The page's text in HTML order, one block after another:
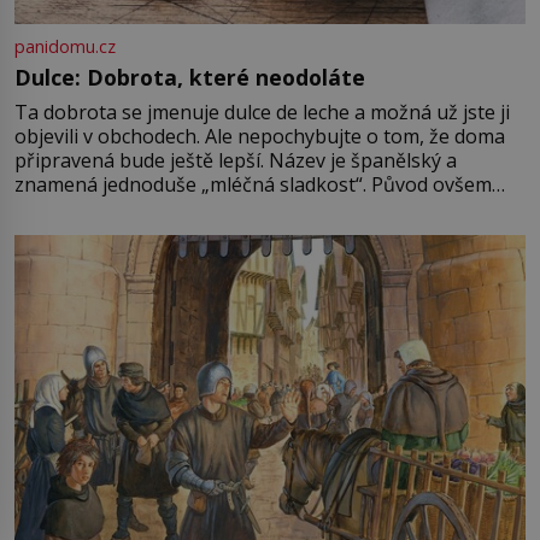
panidomu.cz
Dulce: Dobrota, které neodoláte
Ta dobrota se jmenuje dulce de leche a možná už jste ji
objevili v obchodech. Ale nepochybujte o tom, že doma
připravená bude ještě lepší. Název je španělský a
znamená jednoduše „mléčná sladkost“. Původ ovšem
pře hned několik latinskoamerických zemí a k tomu
Francie, kde se traduje,